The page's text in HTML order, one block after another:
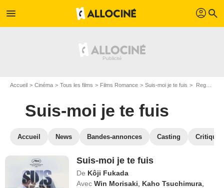
menu profil search
Accueil Cinéma Tous les films Films Romance Suis-moi je te fuis Regarder Suis-moi je te fuis en SVOD
Suis-moi je te fuis
Accueil News Bandes-annonces Casting
Suis-moi je te fuis
De Kôji Fukada
Avec Win Morisaki Kaho Tsuchimura